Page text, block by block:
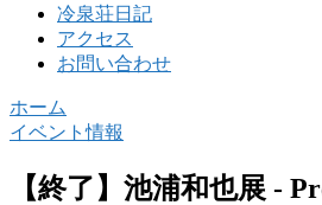
冷泉荘日記
アクセス
お問い合わせ
ホーム
イベント情報
【終了】池浦和也展 ‐